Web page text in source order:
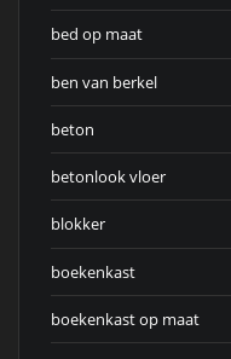
bed op maat
ben van berkel
beton
betonlook vloer
blokker
boekenkast
boekenkast op maat